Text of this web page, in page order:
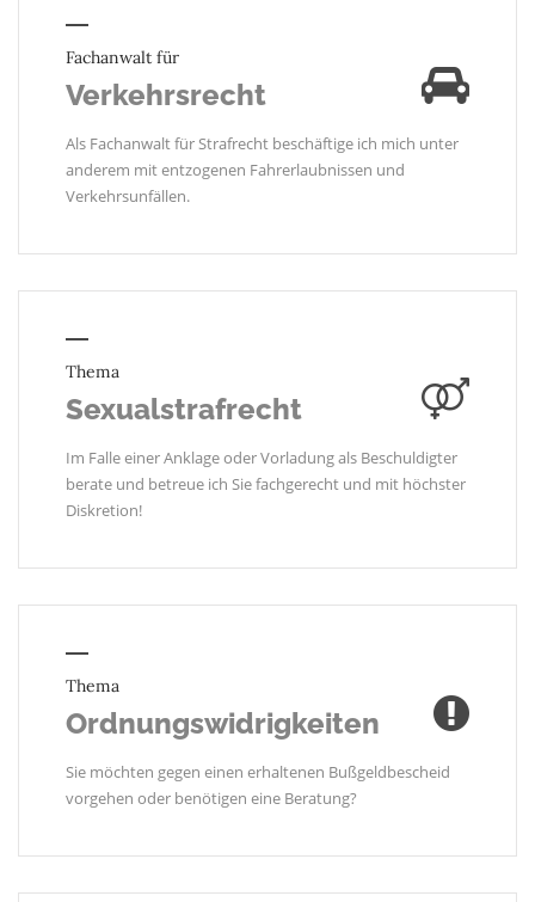
Fachanwalt für
Verkehrsrecht
Als Fachanwalt für Strafrecht beschäftige ich mich unter
anderem mit entzogenen Fahrerlaubnissen und
Verkehrsunfällen.
Thema
Sexualstrafrecht
Im Falle einer Anklage oder Vorladung als Beschuldigter
berate und betreue ich Sie fachgerecht und mit höchster
Diskretion!
Thema
Ordnungswidrigkeiten
Sie möchten gegen einen erhaltenen Bußgeldbescheid
vorgehen oder benötigen eine Beratung?